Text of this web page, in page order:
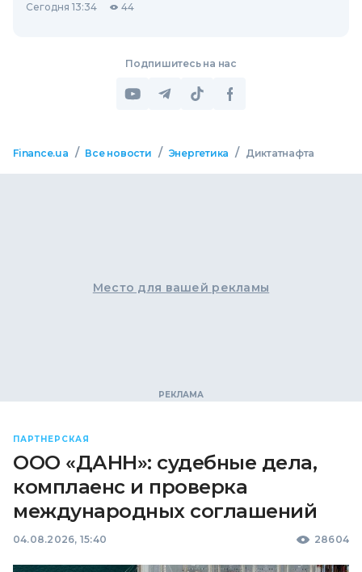
Сегодня 13:34 44
Подпишитесь на нас
Finance.ua / Все новости / Энергетика / Диктатнафта
Место для вашей рекламы
ПАРТНЕРСКАЯ
ООО «ДАНН»: судебные дела,
комплаенс и проверка
международных соглашений
04.08.2026, 15:40 28604